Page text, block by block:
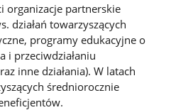
organizacje partnerskie
działań towarzyszących
programy edukacyjne o
i przeciwdziałaniu
inne działania). W latach
średniorocznie